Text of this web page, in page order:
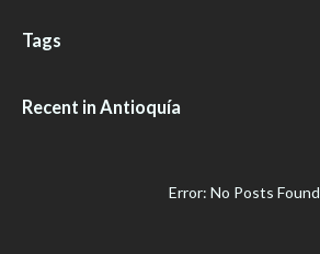
Tags
Recent in Antioquía
Error: No Posts Found